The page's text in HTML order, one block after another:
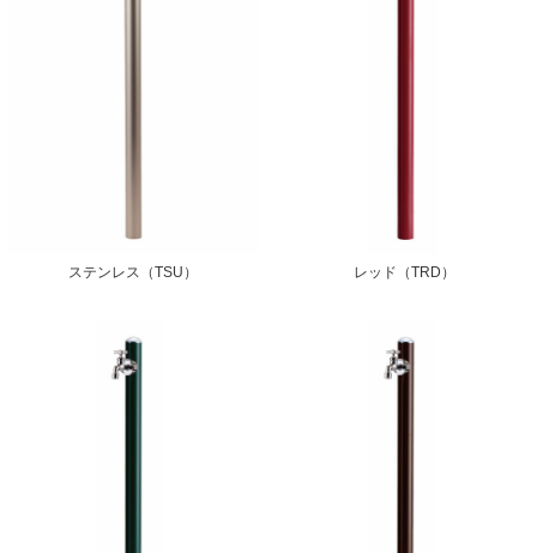
ステンレス（TSU） レッド（TRD）